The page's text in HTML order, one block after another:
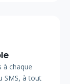
à chaque
SMS, à tout